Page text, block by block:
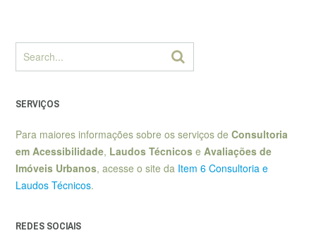
SERVIÇOS
Para maiores informações sobre os serviços de Consultoria
em Acessibilidade, Laudos Técnicos e Avaliações de
Imóveis Urbanos, acesse o site da Item 6 Consultoria e
Laudos Técnicos.
REDES SOCIAIS